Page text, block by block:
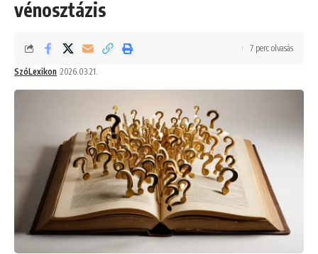
vénosztázis
SzóLexikon 2026.03.21.
7 perc olvasás